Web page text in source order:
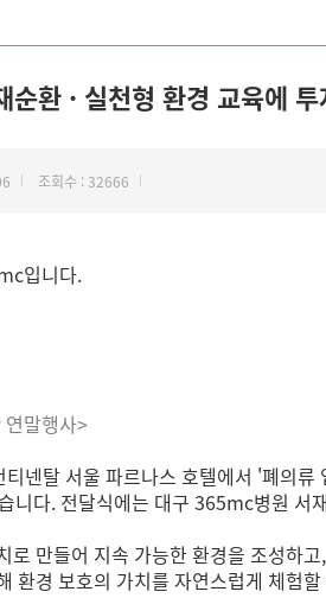
순환 · 실천형 환경 교육에
조회수 : 32666
입니다.
말행사>
넨탈 서울 파르나스 호텔에서 '폐의
니다. 전달식에는 대구 365mc병원
로 만들어 지속 가능한 환경을 조성하
환경 보호의 가치를 자연스럽게 체험